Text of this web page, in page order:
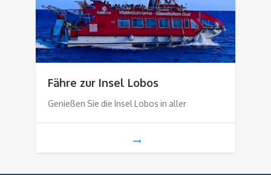
Fähre zur Insel Lobos
Genießen Sie die Insel Lobos in aller